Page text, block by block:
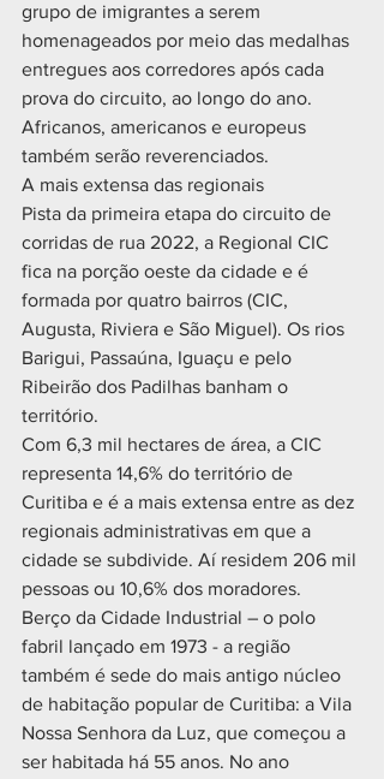
grupo de imigrantes a serem
homenageados por meio das medalhas
entregues aos corredores após cada
prova do circuito, ao longo do ano.
Africanos, americanos e europeus
também serão reverenciados.
A mais extensa das regionais
Pista da primeira etapa do circuito de
corridas de rua 2022, a Regional CIC
fica na porção oeste da cidade e é
formada por quatro bairros (CIC,
Augusta, Riviera e São Miguel). Os rios
Barigui, Passaúna, Iguaçu e pelo
Ribeirão dos Padilhas banham o
território.
Com 6,3 mil hectares de área, a CIC
representa 14,6% do território de
Curitiba e é a mais extensa entre as dez
regionais administrativas em que a
cidade se subdivide. Aí residem 206 mil
pessoas ou 10,6% dos moradores.
Berço da Cidade Industrial – o polo
fabril lançado em 1973 - a região
também é sede do mais antigo núcleo
de habitação popular de Curitiba: a Vila
Nossa Senhora da Luz, que começou a
ser habitada há 55 anos. No ano